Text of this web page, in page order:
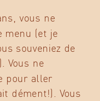
vous ne
menu (et je
souveniez de
Vous ne
pour aller
dément!). Vous